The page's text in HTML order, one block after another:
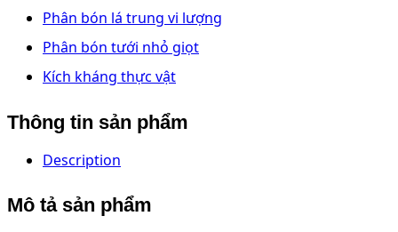
Phân bón lá trung vi lượng
Phân bón tưới nhỏ giọt
Kích kháng thực vật
Thông tin sản phẩm
Description
Mô tả sản phẩm